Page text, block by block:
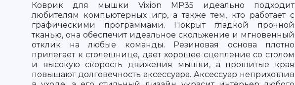
Коврик для мышки Vixion MP35 идеально подходит
любителям компьютерных игр, а также тем, кто работает с
графическими программами. Покрыт гладкой прочной
тканью, она обеспечит идеальное скольжение и мгновенный
отклик на любые команды. Резиновая основа плотно
прилегает к столешнице, дает хорошее сцепление со столом
и высокую скорость движения мышки, а прошитые края
повышают долговечность аксессуара. Аксессуар неприхотлив